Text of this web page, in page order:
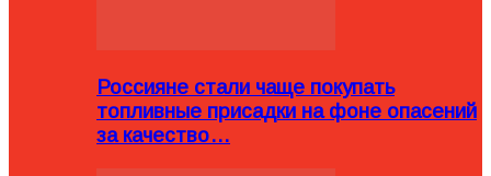
Россияне стали чаще покупать
топливные присадки на фоне опасений
за качество…